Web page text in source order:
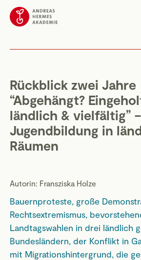
Rückblick zwei Jahre
“Abgehängt?
ländlich & vielfältig”
Jugendbildung in
Räumen
Autorin: Fransziska Holze
Bauernproteste, große
Rechtsextremismus,
Landtagswahlen in drei ländlich
Bundesländern, der Konflikt in
mit Migrationshintergrund, die